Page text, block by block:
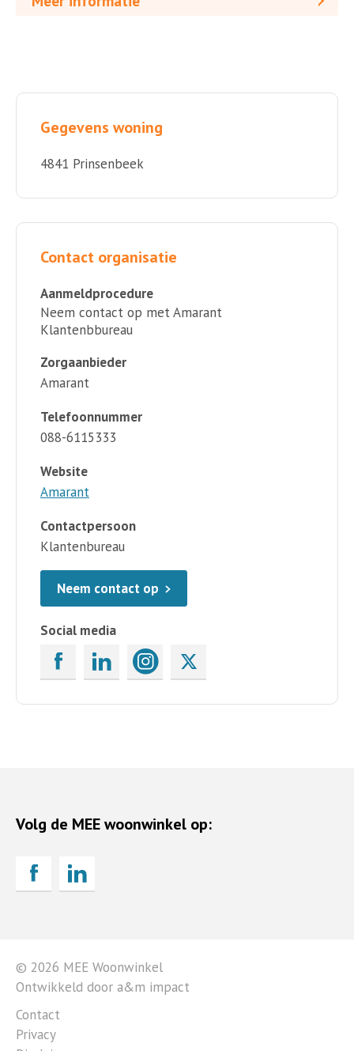
Gegevens woning
4841 Prinsenbeek
Contact organisatie
Aanmeldprocedure
Neem contact op met Amarant
Klantenbbureau
Zorgaanbieder
Amarant
Telefoonnummer
088-6115333
Website
Amarant
Contactpersoon
Klantenbureau
Neem contact op
Social media
Volg de MEE woonwinkel op:
© 2026 MEE Woonwinkel
Ontwikkeld door a&m impact
Contact
Privacy